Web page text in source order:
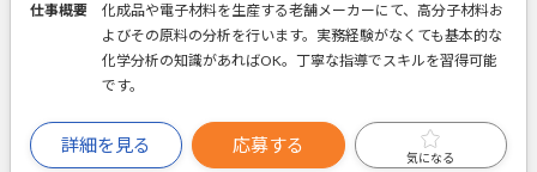
仕事概要
化成品や電子材料を生産する老舗メーカーにて、高分子材料お
よびその原料の分析を行います。実務経験がなくても基本的な
化学分析の知識があればOK。丁寧な指導でスキルを習得可能
です。
詳細を見る 応募する
気になる